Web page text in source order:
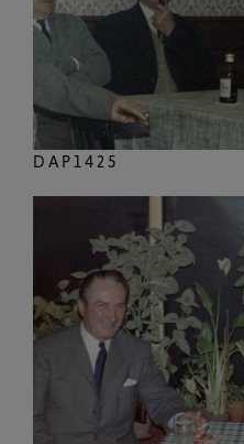
DAP1425